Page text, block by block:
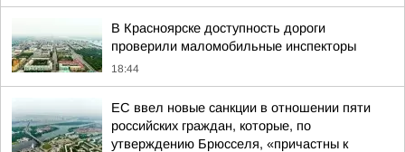
В Красноярске доступность дороги
проверили маломобильные инспекторы
18:44
ЕС ввел новые санкции в отношении пяти
российских граждан, которые, по
утверждению Брюсселя, «причастны к